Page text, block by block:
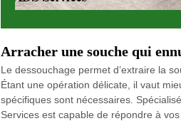
Arracher une souche qui
Le dessouchage permet d’extraire la
Étant une opération délicate, il vaut
spécifiques sont nécessaires.
Services est capable de répondre à